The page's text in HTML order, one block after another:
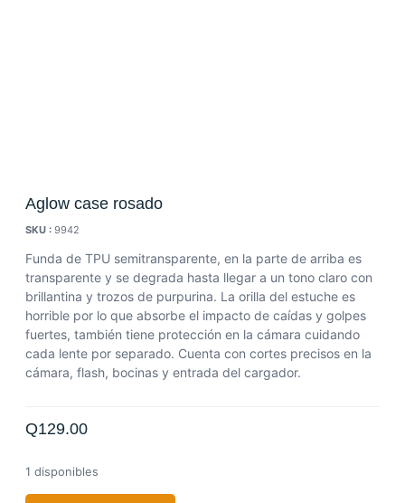
Aglow case rosado
SKU : 9942
Funda de TPU semitransparente, en la parte de arriba es
transparente y se degrada hasta llegar a un tono claro con
brillantina y trozos de purpurina. La orilla del estuche es
horrible por lo que absorbe el impacto de caídas y golpes
fuertes, también tiene protección en la cámara cuidando
cada lente por separado. Cuenta con cortes precisos en la
cámara, flash, bocinas y entrada del cargador.
Q129.00
1 disponibles